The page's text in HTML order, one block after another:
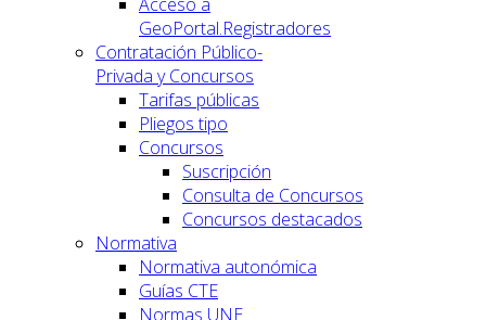
GeoPortal.Registradores
Contratación Público-
Privada y Concursos
Tarifas públicas
Pliegos tipo
Concursos
Suscripción
Consulta de Concursos
Concursos destacados
Normativa
Normativa autonómica
Guías CTE
Normas UNE